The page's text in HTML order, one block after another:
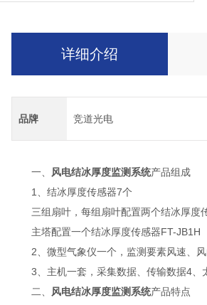
详细介绍
品牌 竞道光电
一、 风电结冰厚度监测系统产品组成
1、结冰厚度传感器7个
三组扇叶，每组扇叶配置两个结冰厚度
主塔配置一个结冰厚度传感器FT-JB1H
2、微型气象仪一个，监测要素风速、风
3、主机一套，采集数据、传输数据4、
二、
风电结冰厚度监测系统产品特点